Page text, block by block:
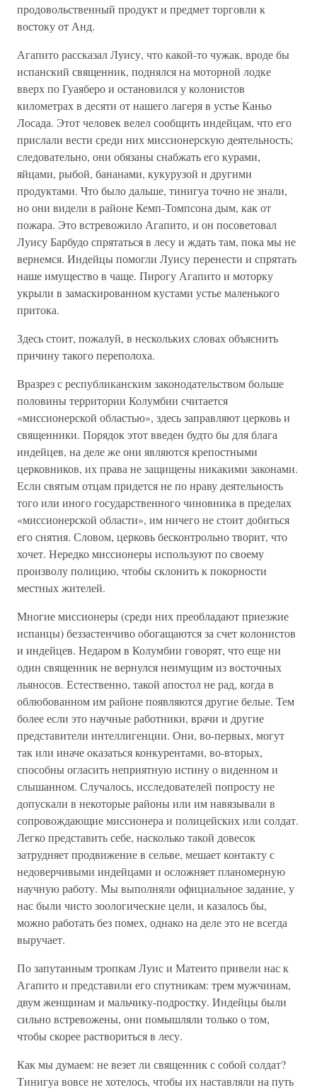
продовольственный продукт и предмет торговли к
востоку от Анд.
Агапито рассказал Луису, что какой-то чужак, вроде бы
испанский священник, поднялся на моторной лодке
вверх по Гуаяберо и остановился у колонистов
километрах в десяти от нашего лагеря в устье Каньо
Лосада. Этот человек велел сообщить индейцам, что его
прислали вести среди них миссионерскую деятельность;
следовательно, они обязаны снабжать его курами,
яйцами, рыбой, бананами, кукурузой и другими
продуктами. Что было дальше, тинигуа точно не знали,
но они видели в районе Кемп-Томпсона дым, как от
пожара. Это встревожило Агапито, и он посоветовал
Луису Барбудо спрятаться в лесу и ждать там, пока мы не
вернемся. Индейцы помогли Луису перенести и спрятать
наше имущество в чаще. Пирогу Агапито и моторку
укрыли в замаскированном кустами устье маленького
притока.
Здесь стоит, пожалуй, в нескольких словах объяснить
причину такого переполоха.
Вразрез с республиканским законодательством больше
половины территории Колумбии считается
«миссионерской областью», здесь заправляют церковь и
священники. Порядок этот введен будто бы для блага
индейцев, на деле же они являются крепостными
церковников, их права не защищены никакими законами.
Если святым отцам придется не по нраву деятельность
того или иного государственного чиновника в пределах
«миссионерской области», им ничего не стоит добиться
его снятия. Словом, церковь бесконтрольно творит, что
хочет. Нередко миссионеры используют по своему
произволу полицию, чтобы склонить к покорности
местных жителей.
Многие миссионеры (среди них преобладают приезжие
испанцы) беззастенчиво обогащаются за счет колонистов
и индейцев. Недаром в Колумбии говорят, что еще ни
один священник не вернулся неимущим из восточных
льяносов. Естественно, такой апостол не рад, когда в
облюбованном им районе появляются другие белые. Тем
более если это научные работники, врачи и другие
представители интеллигенции. Они, во-первых, могут
так или иначе оказаться конкурентами, во-вторых,
способны огласить неприятную истину о виденном и
слышанном. Случалось, исследователей попросту не
допускали в некоторые районы или им навязывали в
сопровождающие миссионера и полицейских или солдат.
Легко представить себе, насколько такой довесок
затрудняет продвижение в сельве, мешает контакту с
недоверчивыми индейцами и осложняет планомерную
научную работу. Мы выполняли официальное задание, у
нас были чисто зоологические цели, и казалось бы,
можно работать без помех, однако на деле это не всегда
выручает.
По запутанным тропкам Луис и Матеито привели нас к
Агапито и представили его спутникам: трем мужчинам,
двум женщинам и мальчику-подростку. Индейцы были
сильно встревожены, они помышляли только о том,
чтобы скорее раствориться в лесу.
Как мы думаем: не везет ли священник с собой солдат?
Тинигуа вовсе не хотелось, чтобы их наставляли на путь